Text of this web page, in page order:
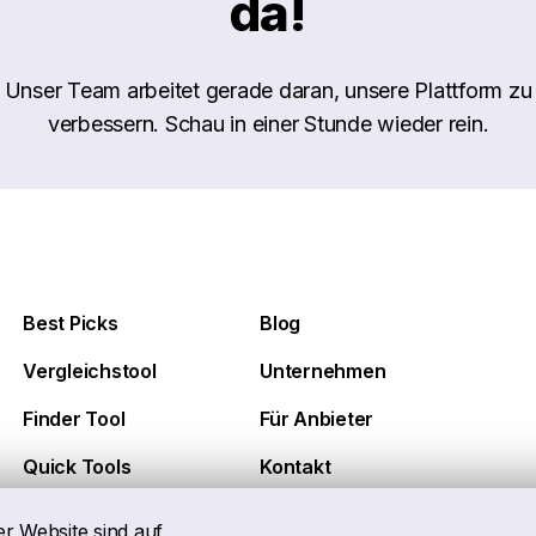
Website sind auf
da!
Unser Team arbeitet gerade daran, unsere Plattform zu
verbessern. Schau in einer Stunde wieder rein.
Best Picks
Blog
Vergleichstool
Unternehmen
Finder Tool
Für Anbieter
Quick Tools
Kontakt